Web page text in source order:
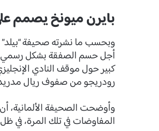
بايرن ميونخ يصمم
وبحسب ما نشرته صحيفة “بيلد”
أجل حسم الصفقة بشكل رسمي،
كبير حول موقف النادي
رودريجو من صفوف ريال
وأوضحت الصحيفة الألمانية،
المفاوضات في تلك المرة، في